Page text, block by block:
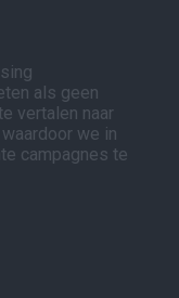
als geen
vertalen naar
we in
campagnes te